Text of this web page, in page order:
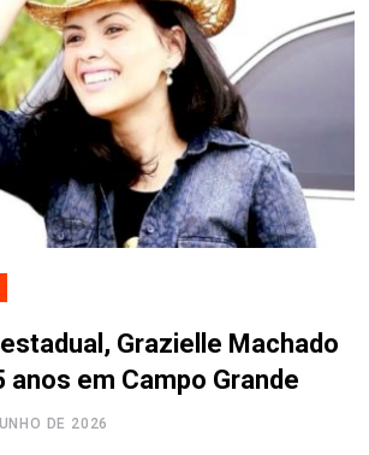
Grazielle Machado
anos em Campo Grande
DE 2026